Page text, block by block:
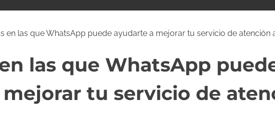
en las que WhatsApp puede ayudarte a mejorar tu servicio de atención
las que WhatsApp
tu servicio de